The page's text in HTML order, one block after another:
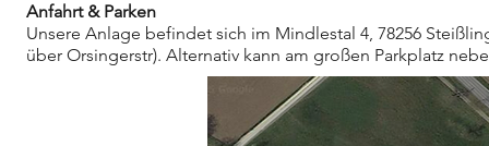
Anfahrt & Parken
Unsere Anlage befindet sich im Mindlestal 4, 78256
über Orsingerstr). Alternativ kann am großen Parkplatz